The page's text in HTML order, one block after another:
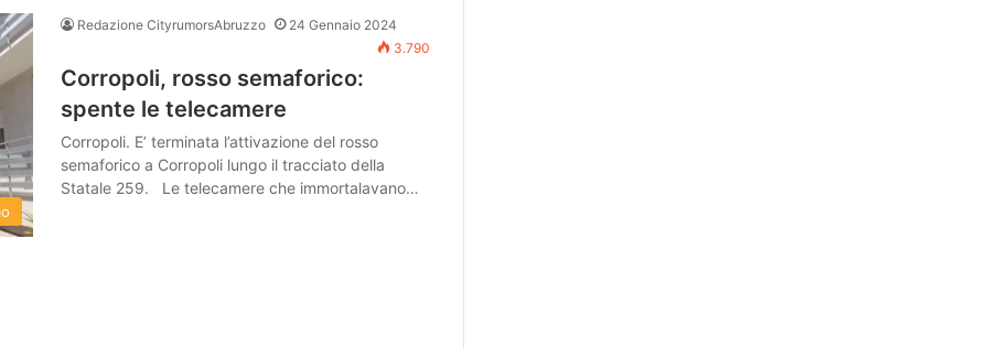
Redazione CityrumorsAbruzzo
24 Gennaio 2024
3.790
Corropoli, rosso semaforico:
spente le telecamere
Corropoli. E’ terminata l’attivazione del rosso
semaforico a Corropoli lungo il tracciato della
Statale 259. Le telecamere che immortalavano…